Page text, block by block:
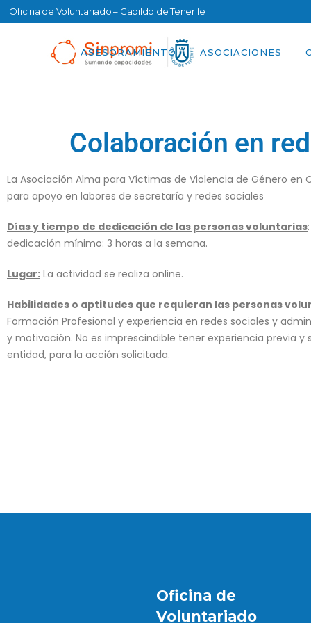
Oficina de Voluntariado – Cabildo de Tenerife
ASESORAMIENTO ASOCIACIONES
Colaboración en
La Asociación Alma para Víctimas de Violencia de Género en
para apoyo en labores de secretaría y redes sociales
Días y tiempo de dedicación de las personas voluntarias
dedicación mínimo: 3 horas a la semana.
Lugar: La actividad se realiza online.
Habilidades o aptitudes que requieran las personas
Formación Profesional y experiencia en redes sociales y
y motivación. No es imprescindible tener experiencia previa
entidad, para la acción solicitada.
Oficina de
Voluntariado